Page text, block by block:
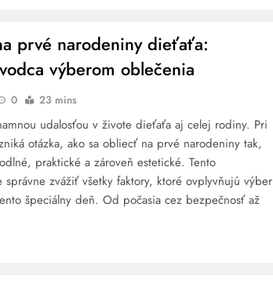
prvé narodeniny dieťaťa:
výberom oblečenia
0 23 mins
udalosťou v živote dieťaťa aj celej rodiny. Pri
otázka, ako sa obliecť na prvé narodeniny tak,
praktické a zároveň estetické. Tento
zvážiť všetky faktory, ktoré ovplyvňujú výber
špeciálny deň. Od počasia cez bezpečnosť až